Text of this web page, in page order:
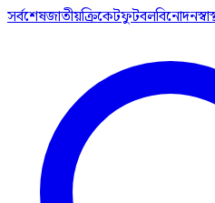
সর্বশেষজাতীয়ক্রিকেটফুটবলবিনোদন